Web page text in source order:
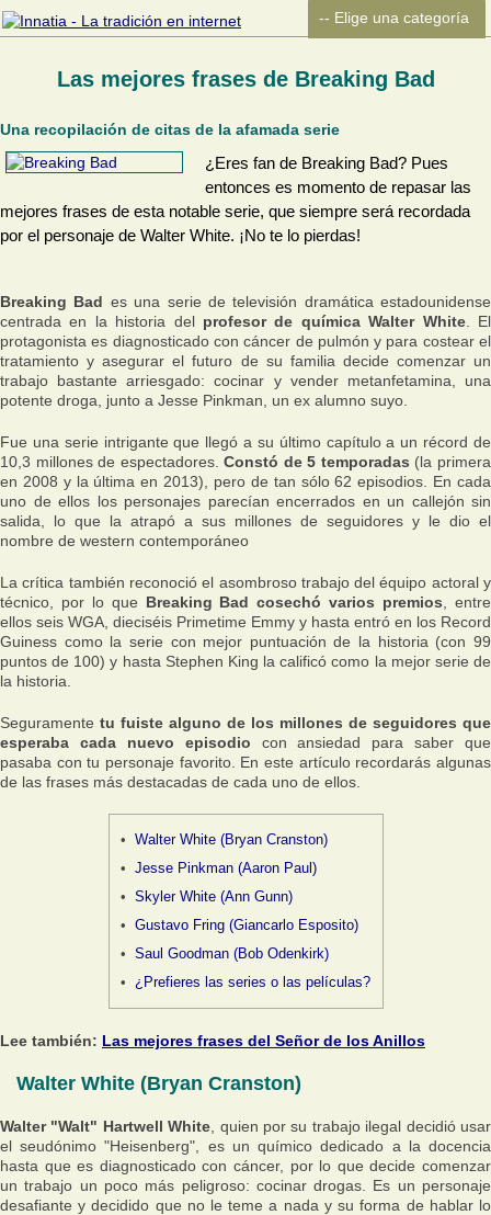
Las mejores frases de Breaking Bad
Una recopilación de citas de la afamada serie
¿Eres fan de Breaking Bad? Pues
entonces es momento de repasar las
mejores frases de esta notable serie, que siempre será recordada
por el personaje de Walter White. ¡No te lo pierdas!
Breaking Bad es una serie de televisión dramática estadounidense
centrada en la historia del profesor de química Walter White. El
protagonista es diagnosticado con cáncer de pulmón y para costear el
tratamiento y asegurar el futuro de su familia decide comenzar un
trabajo bastante arriesgado: cocinar y vender metanfetamina, una
potente droga, junto a Jesse Pinkman, un ex alumno suyo.
Fue una serie intrigante que llegó a su último capítulo a un récord de
10,3 millones de espectadores.Constó de 5 temporadas (la primera
en 2008 y la última en 2013), pero de tan sólo 62 episodios. En cada
uno de ellos los personajes parecían encerrados en un callejón sin
salida, lo que la atrapó a sus millones de seguidores y le dio el
nombre de western contemporáneo
La crítica también reconoció el asombroso trabajo del équipo actoral y
técnico, por lo que Breaking Bad cosechó varios premios , entre
ellos seis WGA, dieciséis Primetime Emmy y hasta entró en los Record
Guiness como la serie con mejor puntuación de la historia (con 99
puntos de 100) y hasta Stephen King la calificó como la mejor serie de
la historia.
Seguramente tu fuiste alguno de los millones de seguidores que
esperaba cada nuevo episodio con ansiedad para saber que
pasaba con tu personaje favorito. En este artículo recordarás algunas
de las frases más destacadas de cada uno de ellos.
Walter White (Bryan Cranston)
Jesse Pinkman (Aaron Paul)
Skyler White (Ann Gunn)
Gustavo Fring (Giancarlo Esposito)
Saul Goodman (Bob Odenkirk)
¿Prefieres las series o las películas?
Lee también: Las mejores frases del Señor de los Anillos
Walter White (Bryan Cranston)
Walter "Walt" Hartwell White , quien por su trabajo ilegal decidió usar
el seudónimo "Heisenberg", es un químico dedicado a la docencia
hasta que es diagnosticado con cáncer, por lo que decide comenzar
un trabajo un poco más peligroso: cocinar drogas. Es un personaje
desafiante y decidido que no le teme a nada y su forma de hablar lo